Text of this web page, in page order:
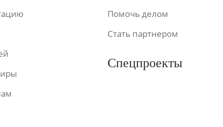
Помочь делом
Стать партнером
Спецпроекты